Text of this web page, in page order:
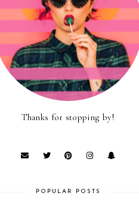
Thanks for stopping by!
POPULAR POSTS